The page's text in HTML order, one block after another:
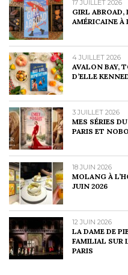
17 JUILLET 2026
GIRL ABROAD,
AMÉRICAINE À
4 JUILLET 2026
AVALON BAY,
D’ELLE
3 JUILLET 2026
MES SÉRIES
PARIS ET
18 JUIN 2026
MOLANG À
JUIN 2026
12 JUIN 2026
LA DAME DE
FAMILIAL SUR
PARIS